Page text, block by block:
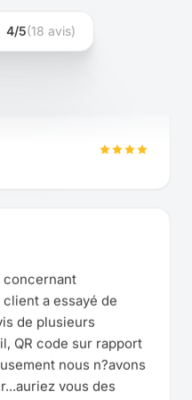
4/5(18 avis)
plateformes
(Partoo, etc.) et
de plusieurs
QR code sur rapport
nous n?avons
vous des
bonne journée"